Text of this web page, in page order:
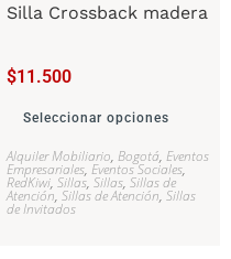
Silla Crossback madera
$11.500
Seleccionar opciones
Alquiler Mobiliario, Bogotá, Eventos
Empresariales, Eventos Sociales,
RedKiwi, Sillas, Sillas, Sillas de
Atención, Sillas de Atención, Sillas
de Invitados